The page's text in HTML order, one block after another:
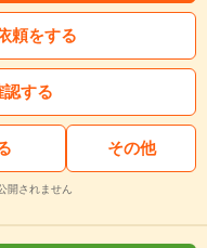
頼をする
する
その他
開されません